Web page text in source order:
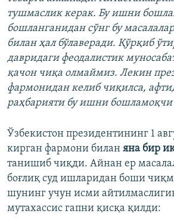
тушмаслик керак. Бу ишни
бошланганидан сўнг бу
билан ҳал бўлаверади. Қўрқиб
давридаги феодалистик
қачон чиқа олмаймиз. Лекин
фармонидан келиб чиқилса,
раҳбарияти бу ишни бошламоқчи
Ўзбекистон президентининг 1
кирган фармони билан яна бир
танишиб чиқди. Айнан ер
боғлиқ суд ишларидан боши
шунинг учун исми
мутахассис гапни қисқа қилди: